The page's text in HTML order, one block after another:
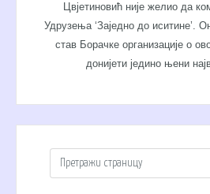
Цвјетиновић није желио да
Удрузења ‘Заједно до иситине’.
став Борачке организације о
донијети једино њени